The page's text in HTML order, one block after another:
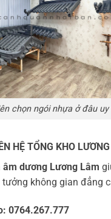
chọn ngói nhựa ở đâu
HỆ TỔNG KHO
âm dương Lương Lâm
không gian đẳng
0764.267.777